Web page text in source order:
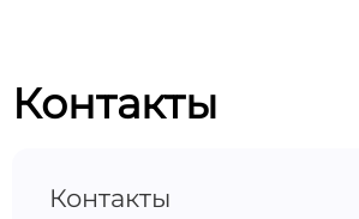
Контакты
Контакты